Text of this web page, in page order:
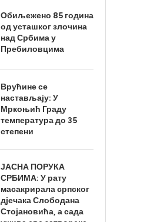
Обиљежено 85 година
од усташког злочина
над Србима у
Пребиловцима
Врућине се
настављају: У
Мркоњић Граду
температура до 35
степени
ЈАСНА ПОРУКА
СРБИМА: У рату
масакрирала српског
дјечака Слободана
Стојановића, а сада